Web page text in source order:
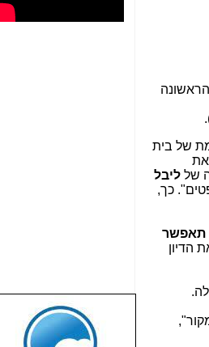
של בית
את
שלליבל
כך,
תאפשר
הדיון
שבוע טוב לכל
הגולשים באשר